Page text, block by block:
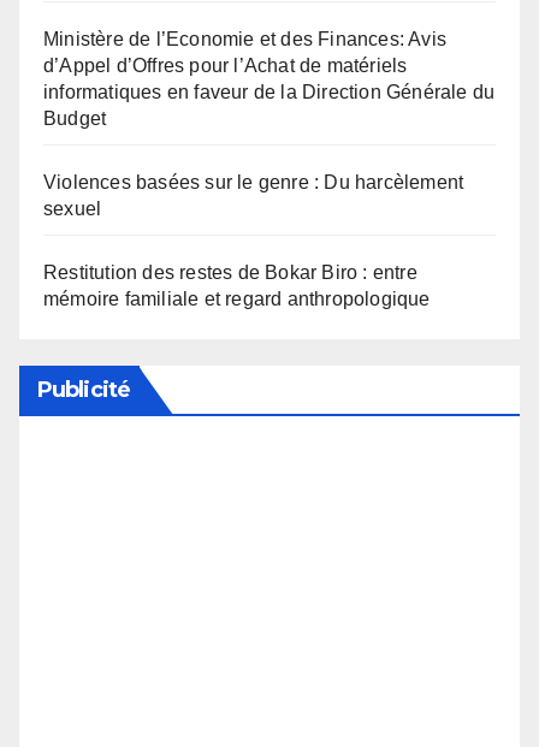
Ministère de l’Economie et des Finances: Avis
d’Appel d’Offres pour l’Achat de matériels
informatiques en faveur de la Direction Générale du
Budget
Violences basées sur le genre : Du harcèlement
sexuel
Restitution des restes de Bokar Biro : entre
mémoire familiale et regard anthropologique
Publicité